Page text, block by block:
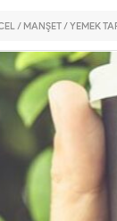
/ MANŞET/YEMEK